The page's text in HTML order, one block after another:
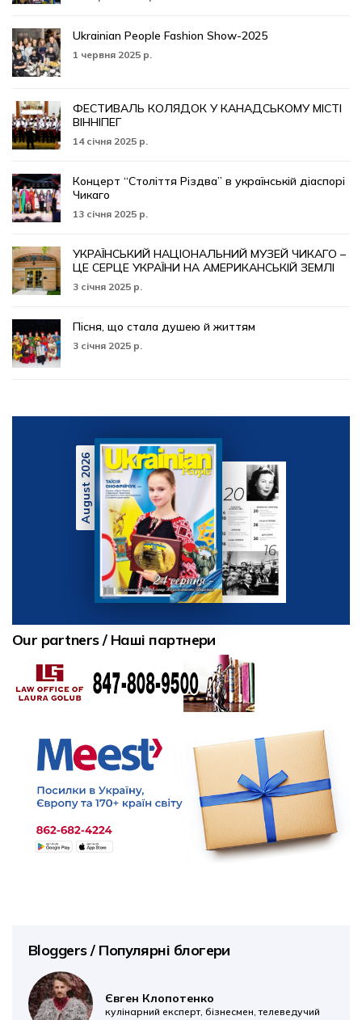
Ukrainian People Fashion Show-2025
1 червня 2025 р.
ФЕСТИВАЛЬ КОЛЯДОК У КАНАДСЬКОМУ МІСТІ
ВІННІПЕГ
14 січня 2025 р.
Концерт “Століття Різдва” в українській діаспорі
Чикаго
13 січня 2025 р.
УКРАЇНСЬКИЙ НАЦІОНАЛЬНИЙ МУЗЕЙ ЧИКАГО –
ЦЕ СЕРЦЕ УКРАЇНИ НА АМЕРИКАНСЬКІЙ ЗЕМЛІ
3 січня 2025 р.
Пісня, що стала душею й життям
3 січня 2025 р.
August 2026
Our partners / Наші партнери
Bloggers / Популярні блогери
Євген Клопотенко
кулінарний експерт, бізнесмен, телеведучий